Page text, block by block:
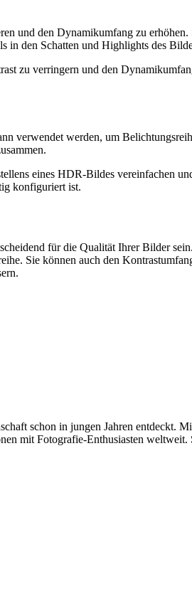
und den Dynamikumfang zu erhöhen.
in den Schatten und Highlights des
zu verringern und den
verwendet werden, um
eines HDR-Bildes vereinfachen
konfiguriert ist.
für die Qualität Ihrer Bilder
Sie können auch den
schon in jungen Jahren entdeckt.
mit Fotografie-Enthusiasten